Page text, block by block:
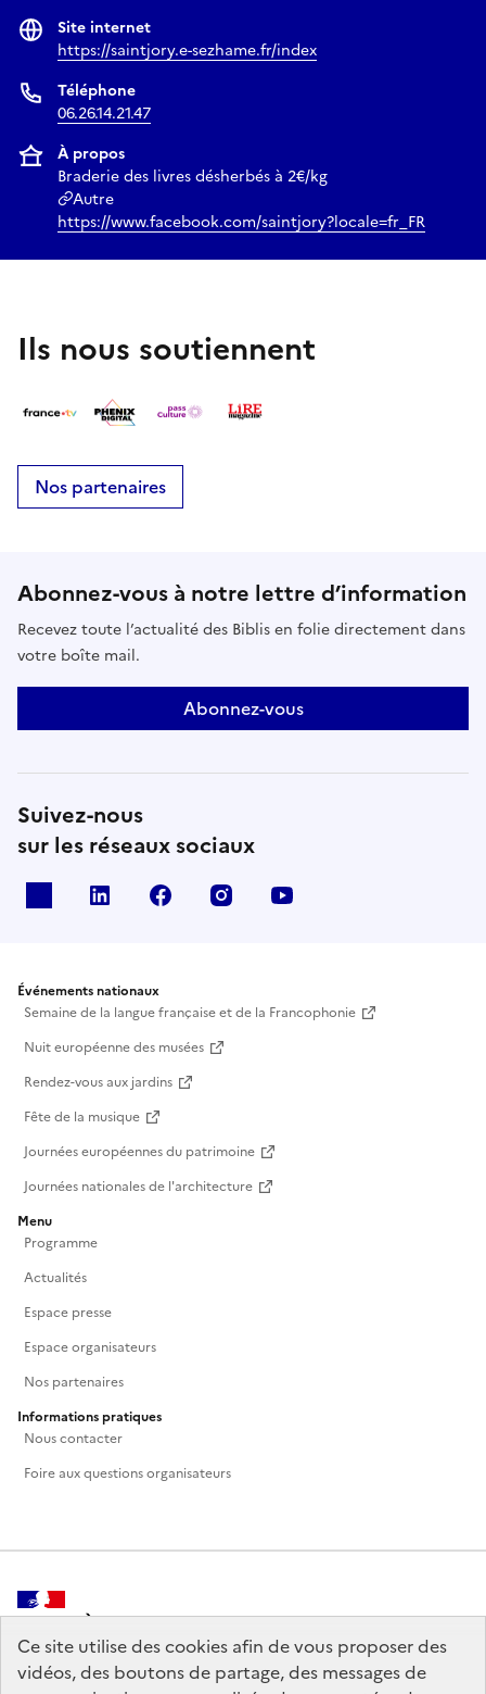
Ce site utilise des cookies afin de vous proposer des
vidéos, des boutons de partage, des messages de
Site internet
https://saintjory.e-sezhame.fr/index
Téléphone
06.26.14.21.47
À propos
Braderie des livres désherbés à 2€/kg
Autre
https://www.facebook.com/saintjory?locale=fr_FR
Ils nous soutiennent
Nos partenaires
Abonnez-vous à notre lettre d’information
Recevez toute l’actualité des Biblis en folie directement dans
votre boîte mail.
Abonnez-vous
Suivez-nous
sur les réseaux sociaux
Linkedin Facebook Instagram
Événements nationaux
Semaine de la langue française et de la Francophonie
Nuit européenne des musées
Rendez-vous aux jardins
Fête de la musique
Journées européennes du patrimoine
Journées nationales de l'architecture
Menu
Programme
Actualités
Espace presse
Espace organisateurs
Nos partenaires
Informations pratiques
Nous contacter
Foire aux questions organisateurs
MINISTÈRE
DE LA CULTURE